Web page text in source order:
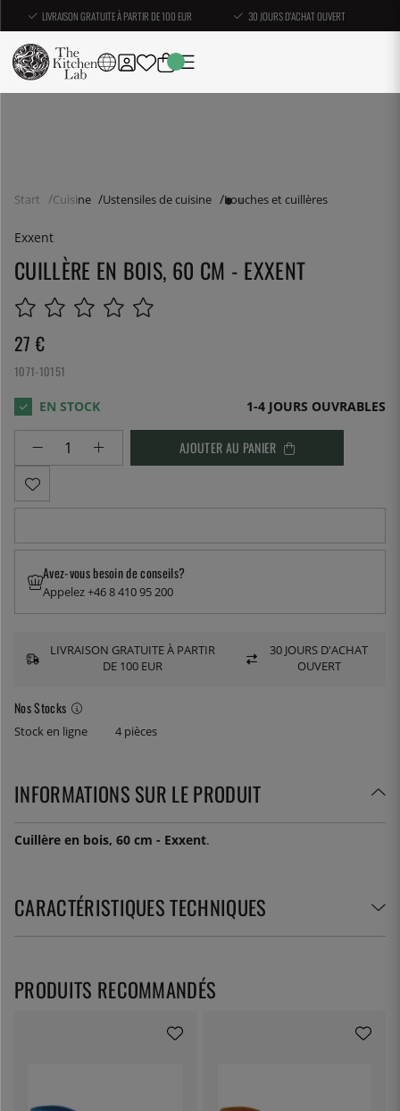
LIVRAISON GRATUITE À PARTIR DE 100 EUR 30 JOURS D'ACHAT OUVERT
Start Cuisine Ustensiles de cuisine Louches et cuillères
Exxent
CUILLÈRE EN BOIS, 60 CM - EXXENT
27 €
1071-10151
1-4 JOURS OUVRABLES
AJOUTER AU PANIER
Nos Stocks
Stock en ligne 4 pièces
Avez-vous besoin de conseils?
Appelez +46 8 410 95 200
LIVRAISON GRATUITE À PARTIR
DE 100 EUR
30 JOURS D'ACHAT
OUVERT
INFORMATIONS SUR LE PRODUIT
Cuillère en bois, 60 cm - Exxent.
CARACTÉRISTIQUES TECHNIQUES
PRODUITS RECOMMANDÉS